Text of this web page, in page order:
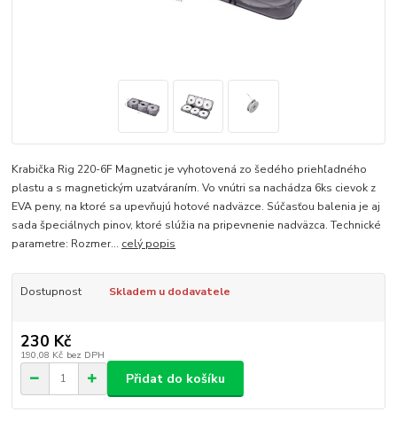
Krabička Rig 220-6F Magnetic je vyhotovená zo šedého priehľadného
plastu a s magnetickým uzatváraním. Vo vnútri sa nachádza 6ks cievok z
EVA peny, na ktoré sa upevňujú hotové nadväzce. Súčasťou balenia je aj
sada špeciálnych pinov, ktoré slúžia na pripevnenie nadväzca. Technické
parametre: Rozmer... celý popis
Dostupnost Skladem u dodavatele
230 Kč
190,08 Kč bez DPH
Přidat do košíku